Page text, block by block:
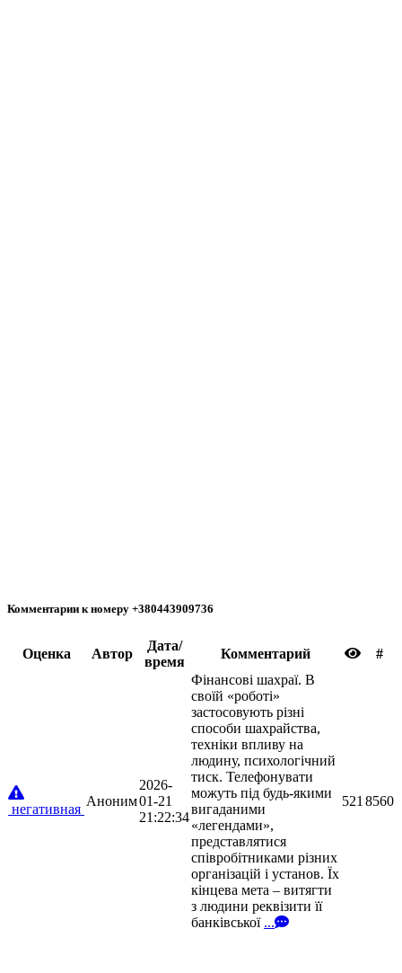
Комментарии к номеру +380443909736
Oценка Автор
Дата/
время
Комментарий #
негативная
Аноним
2026-
01-21
21:22:34
Фінансові шахраї. В
своїй «роботі»
застосовують різні
способи шахрайства,
техніки впливу на
людину, психологічний
тиск. Телефонувати
можуть під будь-якими
вигаданими
«легендами»,
представлятися
співробітниками різних
організацій і установ. Їх
кінцева мета – витягти
з людини реквізити її
банківської ...
521 8560